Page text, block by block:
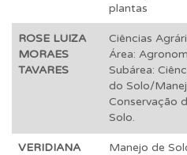
plantas
ROSE LUIZA
MORAES
TAVARES
Ciências
Área:
Subárea:
do Solo/
Conservação
Solo.
VERIDIANA
Manejo de